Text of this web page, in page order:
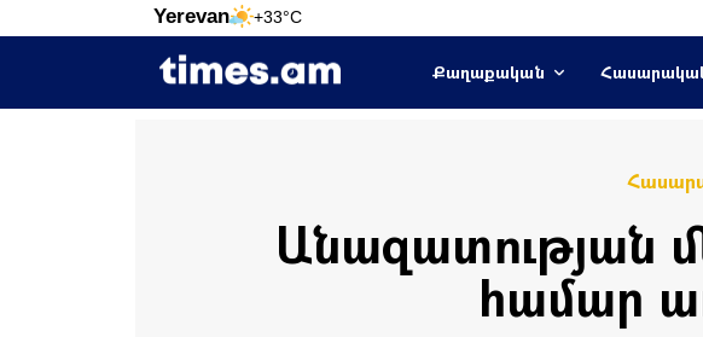
Yerevan +33°C
Քաղաքական
Անազատության
համար